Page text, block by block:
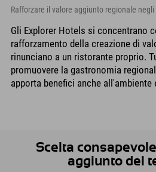
Rafforzare il valore aggiunto regionale
Gli Explorer Hotels si concentrano
rafforzamento della creazione di
rinunciano a un ristorante proprio.
promuovere la gastronomia
apporta benefici anche all'ambiente
Scelta
aggiunto del